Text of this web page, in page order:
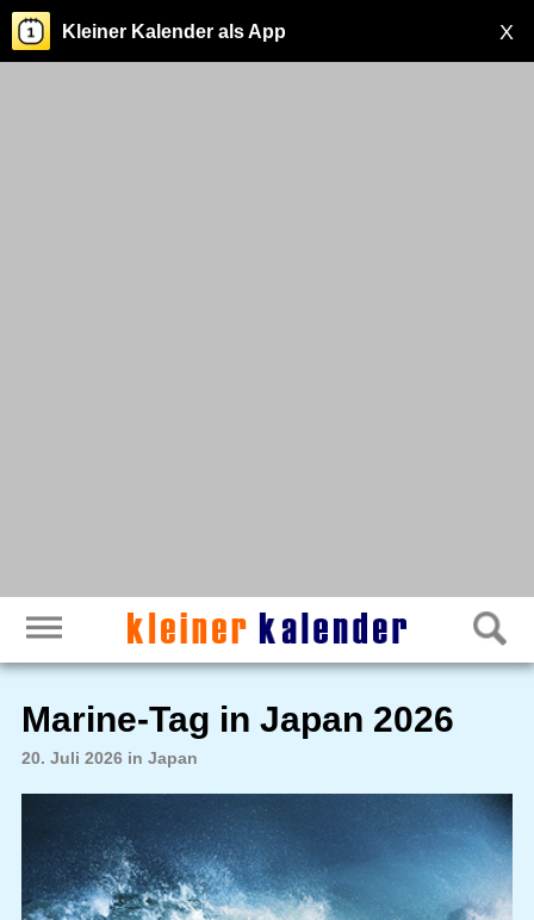
X
Kleiner Kalender als App
Marine-Tag in Japan 2026
20. Juli 2026 in Japan